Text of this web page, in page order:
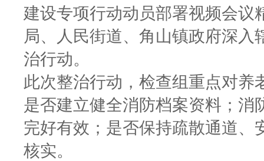
建设专项行动动员部署视频会议
局、人民街道、角山镇政府深
治行动。
此次整治行动，检查组重点对养
是否建立健全消防档案资料；消
完好有效；是否保持疏散通道、
核实。